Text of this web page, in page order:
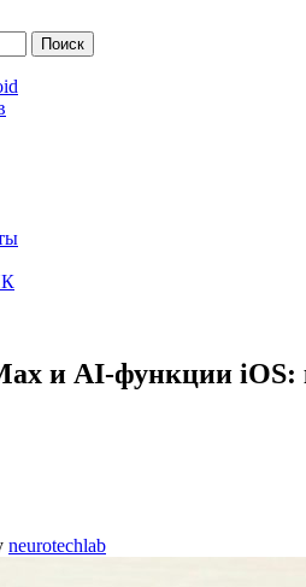
и AI‑функции
neurotechlab